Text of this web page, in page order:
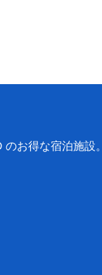
お得な宿泊施設。
ンセル無料。